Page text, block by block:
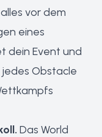
vor dem
eines
dein Event und
Obstacle
Das World